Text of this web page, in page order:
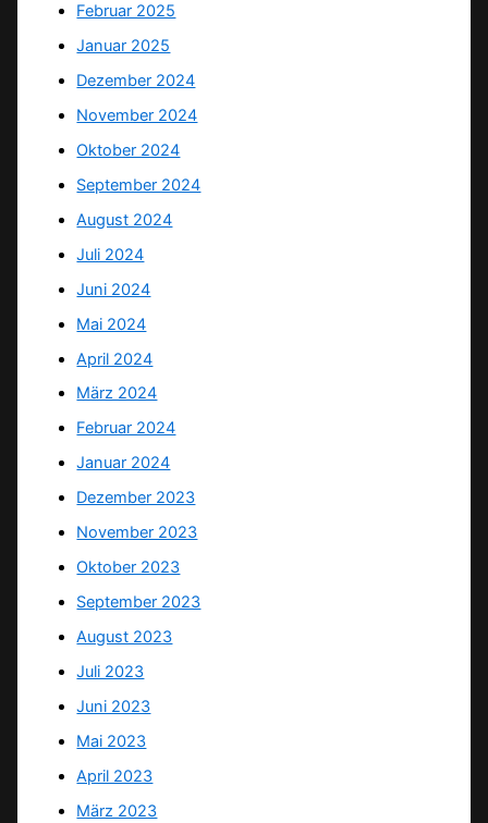
Februar 2025
Januar 2025
Dezember 2024
November 2024
Oktober 2024
September 2024
August 2024
Juli 2024
Juni 2024
Mai 2024
April 2024
März 2024
Februar 2024
Januar 2024
Dezember 2023
November 2023
Oktober 2023
September 2023
August 2023
Juli 2023
Juni 2023
Mai 2023
April 2023
März 2023